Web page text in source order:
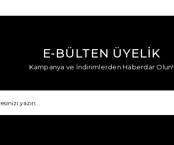
E-BÜLTEN ÜYELİK
Kampanya ve İndirimlerden Haberdar Olun!